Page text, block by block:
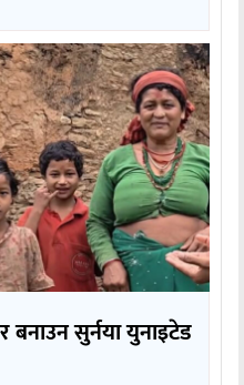
बनाउन सुर्नया युनाइटेड